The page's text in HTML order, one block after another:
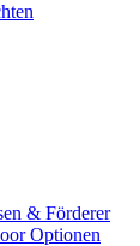
& Förderer
Optionen